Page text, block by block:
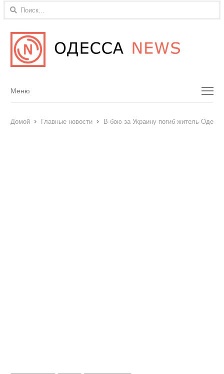
Найти:
Menu
Меню
Домой Главные новости В бою за Украину погиб житель